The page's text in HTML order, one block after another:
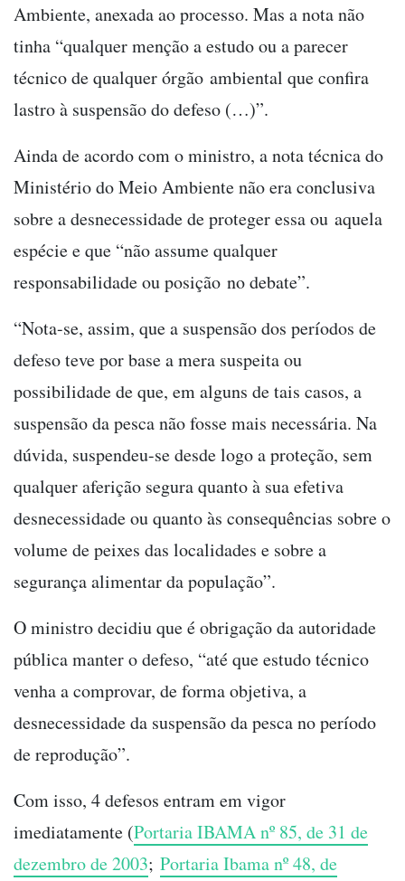
Ambiente, anexada ao processo. Mas a nota não
tinha “qualquer menção a estudo ou a parecer
técnico de qualquer órgão ambiental que confira
lastro à suspensão do defeso (…)”.
Ainda de acordo com o ministro, a nota técnica do
Ministério do Meio Ambiente não era conclusiva
sobre a desnecessidade de proteger essa ou aquela
espécie e que “não assume qualquer
responsabilidade ou posição no debate”.
“Nota-se, assim, que a suspensão dos períodos de
defeso teve por base a mera suspeita ou
possibilidade de que, em alguns de tais casos, a
suspensão da pesca não fosse mais necessária. Na
dúvida, suspendeu-se desde logo a proteção, sem
qualquer aferição segura quanto à sua efetiva
desnecessidade ou quanto às consequências sobre o
volume de peixes das localidades e sobre a
segurança alimentar da população”.
O ministro decidiu que é obrigação da autoridade
pública manter o defeso, “até que estudo técnico
venha a comprovar, de forma objetiva, a
desnecessidade da suspensão da pesca no período
de reprodução”.
Com isso, 4 defesos entram em vigor
imediatamente (Portaria IBAMA nº 85, de 31 de
dezembro de 2003; Portaria Ibama nº 48, de